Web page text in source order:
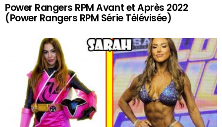
Power Rangers RPM Avant et Après 2022
(Power Rangers RPM Série Télévisée)